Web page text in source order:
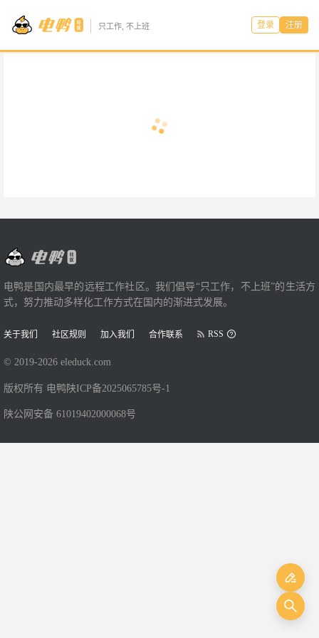
只工作, 不上班 登录 注册
电鸭是国内最早的远程工作社区。我们倡导“只工作，不上班”的生活方
式，努力推动多样化工作方式在国内的渐进式发展。
关于我们 社区规则 加入我们 合作联系 RSS
© 2019-2026 eleduck.com
版权所有 电鸭 陕ICP备2025065785号-1
陕公网安备 61019402000068号